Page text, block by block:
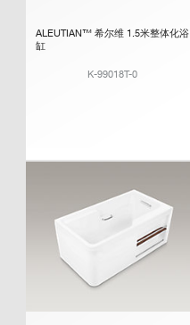
ALEUTIAN™ 希尔维 1.5米整体化浴
缸
K-99018T-0